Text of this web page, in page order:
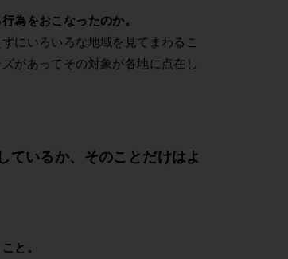
為をおこなったのか。
にいろいろな地域を見てまわるこ
があってその対象が各地に点在し
ているか、そのことだけはよ
と。